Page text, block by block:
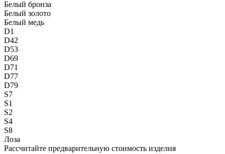
Белый бронза
Белый золото
Белый медь
D1
D42
D53
D69
D71
D77
D79
S7
S1
S2
S4
S8
Лоза
Рассчитайте предварительную стоимость изделия